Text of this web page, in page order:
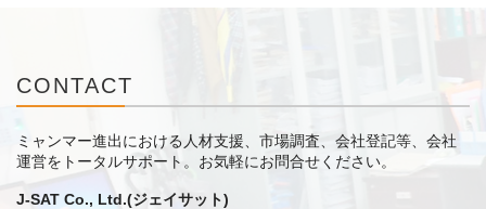
CONTACT
ミャンマー進出における人材支援、市場調査、会社登記等、会社
運営をトータルサポート。 お気軽にお問合せください。
J-SAT Co., Ltd.(ジェイサット)